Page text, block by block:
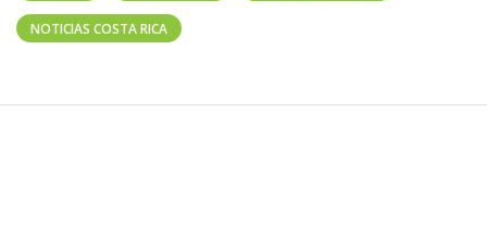
NOTICIAS COSTA RICA